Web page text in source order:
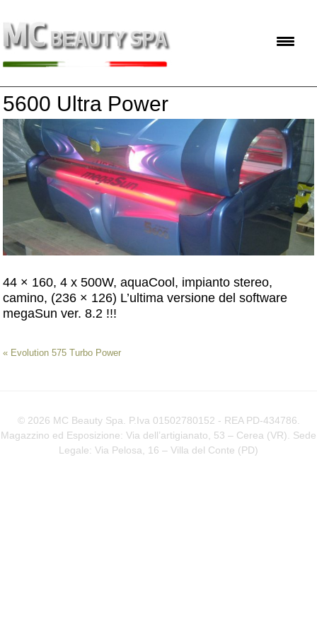
5600 Ultra Power
44 × 160, 4 x 500W, aquaCool, impianto stereo,
camino, (236 × 126) L’ultima versione del software
megaSun ver. 8.2 !!!
« Evolution 575 Turbo Power
© 2026 MC Beauty Spa. P.Iva 01502780152 - REA PD-434786.
Magazzino ed Esposizione: Via dell’artigianato, 53 – Cerea (VR). Sede
Legale: Via Pelosa, 16 – Villa del Conte (PD)